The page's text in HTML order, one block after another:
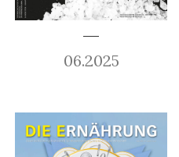
06.2025